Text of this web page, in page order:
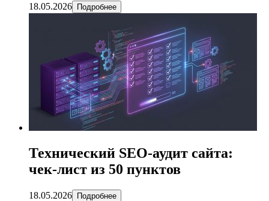
18.05.2026 Подробнее
Технический SEO-аудит сайта:
чек-лист из 50 пунктов
18.05.2026 Подробнее